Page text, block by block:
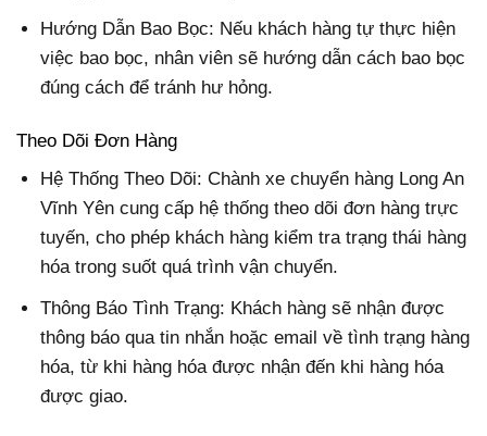
Hướng Dẫn Bao Bọc: Nếu khách hàng tự thực hiện
việc bao bọc, nhân viên sẽ hướng dẫn cách bao bọc
đúng cách để tránh hư hỏng.
Theo Dõi Đơn Hàng
Hệ Thống Theo Dõi: Chành xe chuyển hàng Long An
Vĩnh Yên cung cấp hệ thống theo dõi đơn hàng trực
tuyến, cho phép khách hàng kiểm tra trạng thái hàng
hóa trong suốt quá trình vận chuyển.
Thông Báo Tình Trạng: Khách hàng sẽ nhận được
thông báo qua tin nhắn hoặc email về tình trạng hàng
hóa, từ khi hàng hóa được nhận đến khi hàng hóa
được giao.